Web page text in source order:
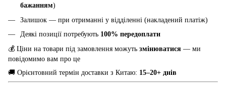
бажанням)
Залишок — при отриманні у відділенні (накладений платіж)
Деякі позиції потребують 100% передоплати
💰 Ціни на товари під замовлення можуть змінюватися — ми
повідомимо вам про це
🚚 Орієнтовний термін доставки з Китаю: 15–20+ днів